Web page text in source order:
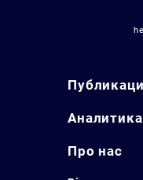
Аналитика
Про нас